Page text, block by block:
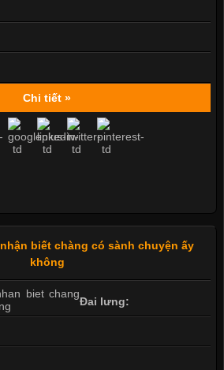
Chi tiết »
biết chàng có sành chuyện ấy
không
Đai lưng: